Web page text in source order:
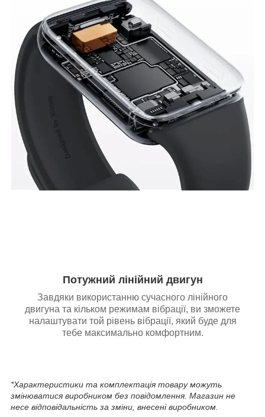
Потужний лінійний двигун
Завдяки використанню сучасного лінійного
двигуна та кільком режимам вібрації, ви зможете
налаштувати той рівень вібрації, який буде для
тебе максимально комфортним.
*Характеристики та комплектація товару можуть
змінюватися виробником без повідомлення. Магазин не
несе відповідальність за зміни, внесені виробником.